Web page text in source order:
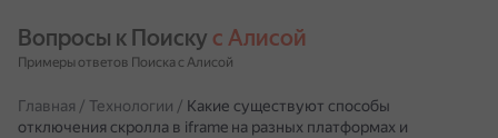
Вопросы к Поиску с Алисой
Примеры ответов Поиска с Алисой
Главная / Технологии / Какие существуют способы
отключения скролла в iframe на разных платформах и